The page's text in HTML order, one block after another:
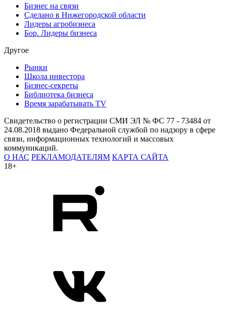
Бизнес на связи
Сделано в Нижегородской области
Лидеры агробизнеса
Бор. Лидеры бизнеса
Другое
Рынки
Школа инвестора
Бизнес-секреты
Библиотека бизнеса
Время зарабатывать TV
Свидетельство о регистрации СМИ ЭЛ № ФС 77 - 73484 от
24.08.2018 выдано Федеральной службой по надзору в сфере
связи, информационных технологий и массовых
коммуникаций.
О НАС РЕКЛАМОДАТЕЛЯМ КАРТА САЙТА
18+